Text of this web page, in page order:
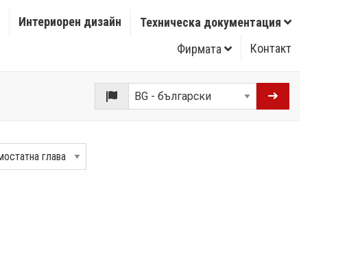
Интериорен дизайн
Техническа документация
Фирмата
Контакт